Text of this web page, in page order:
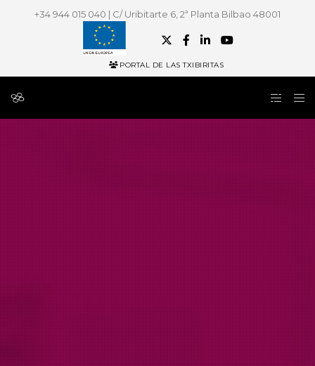
+34 944 015 040 | C/ Uribitarte 6, 2ª Planta Bilbao 48001
PORTAL DE LAS TXIBIRITAS